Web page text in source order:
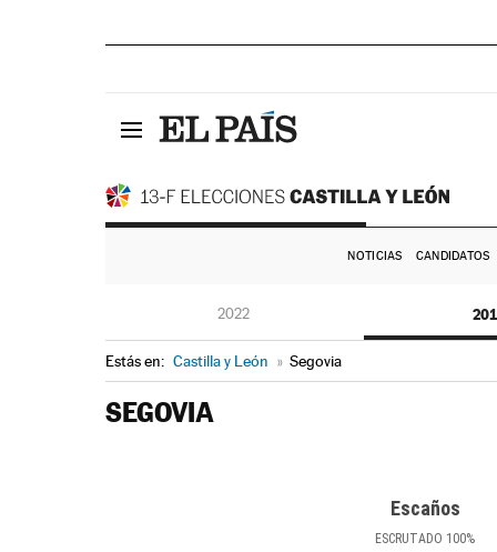
NOTICIAS CANDIDATOS
2022
Estás en: Castilla y León » Segovia
SEGOVIA
Escaños
ESCRUTADO 100%